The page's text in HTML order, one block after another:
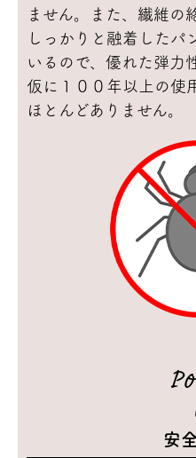
ません。また、繊維の
しっかりと融着したパ
いるので、優れた弾力
仮に１００年以上の使
ほとんどありません。
安